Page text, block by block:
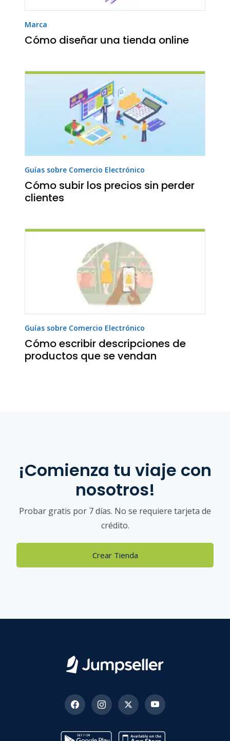
Marca
Cómo diseñar una tienda online
Guías sobre Comercio Electrónico
Cómo subir los precios sin perder
clientes
Guías sobre Comercio Electrónico
Cómo escribir descripciones de
productos que se vendan
¡Comienza tu viaje con
nosotros!
Probar gratis por 7 días. No se requiere tarjeta de
crédito.
Crear Tienda